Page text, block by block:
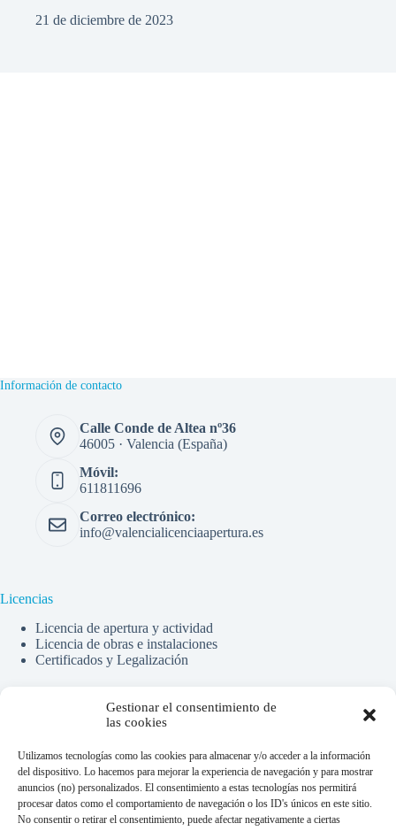
Gestionar el consentimiento de
las cookies
Utilizamos tecnologías como las cookies para almacenar y/o acceder a la información
del dispositivo. Lo hacemos para mejorar la experiencia de navegación y para mostrar
anuncios (no) personalizados. El consentimiento a estas tecnologías nos permitirá
procesar datos como el comportamiento de navegación o los ID's únicos en este sitio.
No consentir o retirar el consentimiento, puede afectar negativamente a ciertas
21 de diciembre de 2023
Información de contacto
Calle Conde de Altea nº36
46005 · Valencia (España)
Móvil:
611811696
Correo electrónico:
info@valencialicenciaapertura.es
Licencias
Licencia de apertura y actividad
Licencia de obras e instalaciones
Certificados y Legalización
Financiado por la Unión Europea -